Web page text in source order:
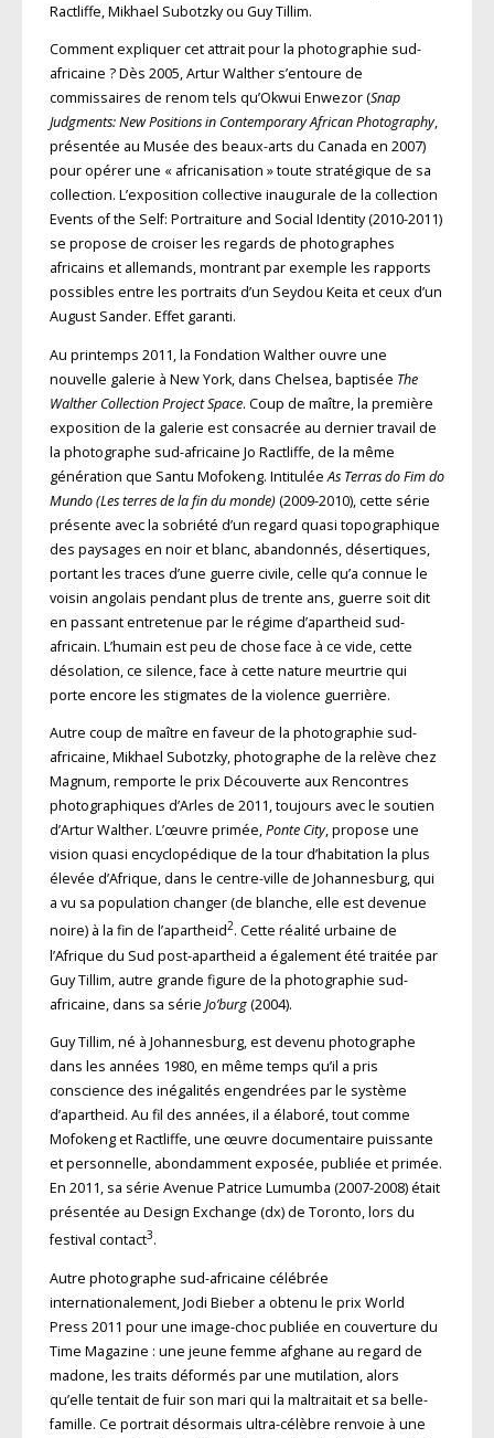
Ractliffe, Mikhael Subotzky ou Guy Tillim.
Comment expliquer cet attrait pour la photographie sud-
africaine ? Dès 2005, Artur Walther s’entoure de
commissaires de renom tels qu’Okwui Enwezor (Snap
Judgments: New Positions in Contemporary African Photography,
présentée au Musée des beaux-arts du Canada en 2007)
pour opérer une « africanisation » toute stratégique de sa
collection. L’exposition collective inaugurale de la collection
Events of the Self: Portraiture and Social Identity (2010-2011)
se propose de croiser les regards de photographes
africains et allemands, montrant par exemple les rapports
possibles entre les portraits d’un Seydou Keita et ceux d’un
August Sander. Effet garanti.
Au printemps 2011, la Fondation Walther ouvre une
nouvelle galerie à New York, dans Chelsea, baptisée The
Walther Collection Project Space. Coup de maître, la première
exposition de la galerie est consacrée au dernier travail de
la photographe sud-africaine Jo Ractliffe, de la même
génération que Santu Mofokeng. IntituléeAs Terras do Fim do
Mundo (Les terres de la fin du monde) (2009-2010), cette série
présente avec la sobriété d’un regard quasi topographique
des paysages en noir et blanc, abandonnés, désertiques,
portant les traces d’une guerre civile, celle qu’a connue le
voisin an­golais pendant plus de trente ans, guerre soit dit
en passant entre­­tenue par le régime d’apartheid sud-
africain. L’humain est peu de chose face à ce vide, cette
désolation, ce silence, face à cette nature meurtrie qui
porte encore les stigmates de la violence guerrière.
Autre coup de maître en faveur de la photographie sud-
africaine, Mikhael Subotzky, photographe de la relève chez
Magnum, remporte le prix Découverte aux Rencontres
photographiques d’Arles de 2011, toujours avec le soutien
d’Artur Walther. L’œuvre primée,Ponte City, propose une
vision quasi encyclopédique de la tour d’habitation la plus
élevée d’Afrique, dans le centre-ville de Johannesburg, qui
a vu sa population changer (de blanche, elle est devenue
noire) à la fin de l’apartheid2. Cette réalité urbaine de
l’Afrique du Sud post-apartheid a également été traitée par
Guy Tillim, autre grande figure de la photographie sud-
africaine, dans sa série Jo’burg(2004).
Guy Tillim, né à Johannesburg, est devenu photographe
dans les années 1980, en même temps qu’il a pris
conscience des inégalités engendrées par le système
d’apartheid. Au fil des années, il a élaboré, tout comme
Mofokeng et Ractliffe, une œuvre documentaire puissante
et personnelle, abondamment exposée, publiée et primée.
En 2011, sa série Avenue Patrice Lumumba (2007-2008) était
présentée au Design Exchange (dx) de Toronto, lors du
festival contact3.
Autre photographe sud-africaine célébrée
internationalement, Jodi Bieber a obtenu le prix World
Press 2011 pour une image-choc publiée en couverture du
Time Magazine : une jeune femme afghane au regard de
madone, les traits déformés par une mutilation, alors
qu’elle tentait de fuir son mari qui la maltraitait et sa belle-
famille. Ce portrait désormais ultra-célèbre renvoie à une